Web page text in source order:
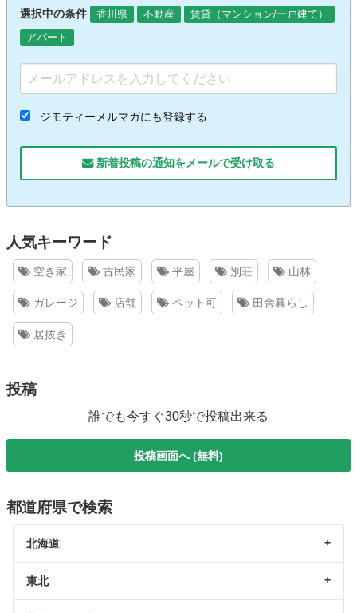
選択中の条件 香川県 不動産
賃貸（マンション/一戸建て）
アパート
ジモティーメルマガにも登録する
新着投稿の通知をメールで受け取る
人気キーワード
空き家 古民家 平屋 別荘 山林
ガレージ 店舗 ペット可 田舎暮らし
居抜き
投稿
誰でも今すぐ30秒で投稿出来る
投稿画面へ (無料)
都道府県で検索
北海道
東北